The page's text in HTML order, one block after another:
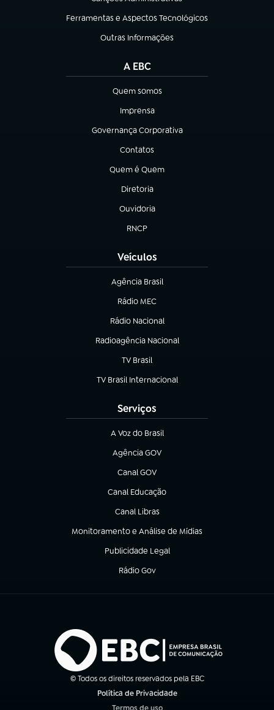
(abre em nova aba)
Ferramentas e Aspectos Tecnológicos
(abre em nova aba)
Outras Informações
(abre em nova aba)
A EBC
Quem somos
(abre em nova aba)
Imprensa
(abre em nova aba)
Governança Corporativa
(abre em nova aba)
Contatos
(abre em nova aba)
Quem é Quem
(abre em nova aba)
Diretoria
(abre em nova aba)
Ouvidoria
(abre em nova aba)
RNCP
(abre em nova aba)
Veículos
Agência Brasil
(abre em nova aba)
Rádio MEC
(abre em nova aba)
Rádio Nacional
Radioagência Nacional
(abre em nova aba)
TV Brasil
(abre em nova aba)
TV Brasil Internacional
(abre em nova aba)
Serviços
A Voz do Brasil
(abre em nova aba)
Agência GOV
(abre em nova aba)
Canal GOV
(abre em nova aba)
Canal Educação
(abre em nova aba)
Canal Libras
(abre em nova aba)
Monitoramento e Análise de Mídias
(abre em nova aba)
Publicidade Legal
(abre em nova aba)
Rádio Gov
(abre em nova aba)
© Todos os direitos reservados pela EBC
Política de Privacidade